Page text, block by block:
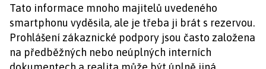
Tato informace mnoho majitelů uvedeného
smartphonu vyděsila, ale je třeba ji brát s rezervou.
Prohlášení zákaznické podpory jsou často založena
na předběžných nebo neúplných interních